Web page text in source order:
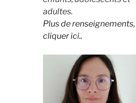
adultes.
Plus de renseignements,
cliquer ici..